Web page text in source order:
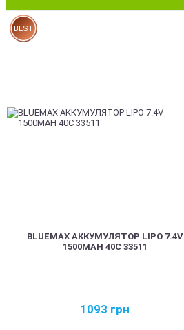
BEST
BLUEMAX АККУМУЛЯТОР LIPO 7.4V
1500MAH 40C 33511
1093 грн